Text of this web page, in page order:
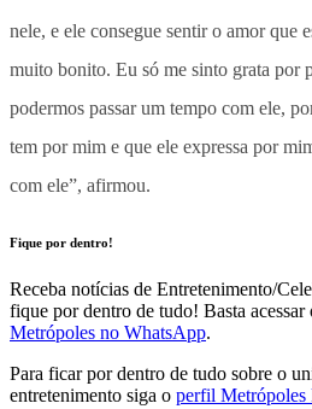
nele, e ele consegue sentir o amor que
muito bonito. Eu só me sinto grata por
podermos passar um tempo com ele,
tem por mim e que ele expressa por
com ele”, afirmou.
Fique por dentro!
Receba notícias de Entretenimento/
fique por dentro de tudo! Basta acessar
Metrópoles no WhatsApp.
Para ficar por dentro de tudo sobre o
entretenimento siga o perfil Metrópoles